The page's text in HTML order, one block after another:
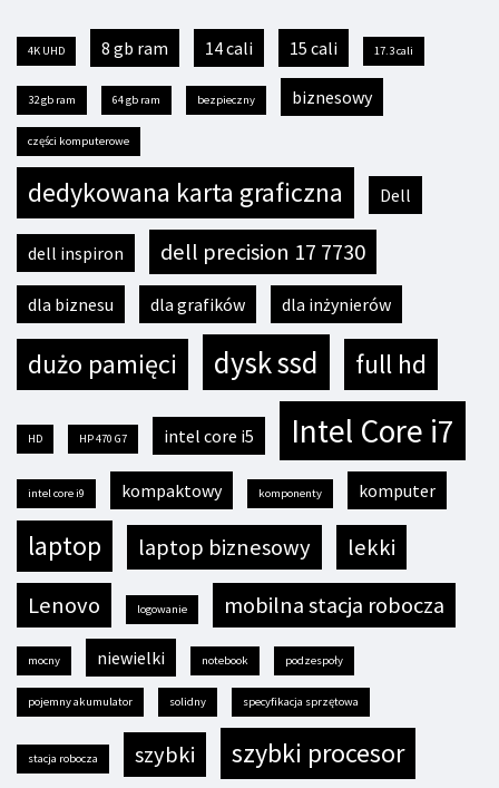
4K UHD 8 gb ram 14 cali 15 cali 17.3 cali
32 gb ram 64 gb ram bezpieczny biznesowy
części komputerowe
dedykowana karta graficzna Dell
dell inspiron dell precision 17 7730
dla biznesu dla grafików dla inżynierów
dużo pamięci dysk ssd full hd
HD HP 470 G7 intel core i5 Intel Core i7
intel core i9 kompaktowy komponenty komputer
laptop laptop biznesowy
lekki
Lenovo
logowanie mobilna stacja robocza
mocny niewielki notebook podzespoły
pojemny akumulator solidny specyfikacja sprzętowa
stacja robocza szybki szybki procesor